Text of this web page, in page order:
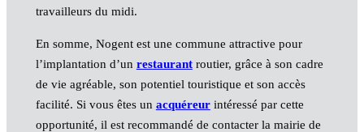
travailleurs du midi.
En somme, Nogent est une commune attractive pour
l’implantation d’un restaurantroutier, grâce à son cadre
de vie agréable, son potentiel touristique et son accès
facilité. Si vous êtes un acquéreurintéressé par cette
opportunité, il est recommandé de contacter la mairie de